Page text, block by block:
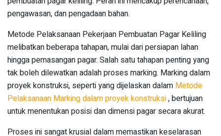
pengawasan, dan pengadaan bahan.
Metode Pelaksanaan Pekerjaan Pembuatan Pagar Keliling
melibatkan beberapa tahapan, mulai dari persiapan lahan
hingga pemasangan pagar. Salah satu tahapan penting yang
tak boleh dilewatkan adalah proses marking. Marking dalam
proyek konstruksi, seperti yang dijelaskan dalam Metode
Pelaksanaan Marking dalam proyek konstruksi, bertujuan
untuk menentukan posisi dan dimensi pagar secara akurat.
Proses ini sangat krusial dalam memastikan keselarasan